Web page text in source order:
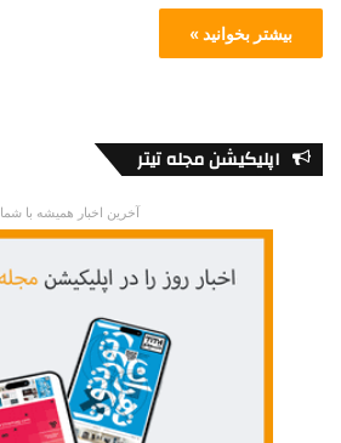
بیشتر بخوانید »
اپلیکیشن مجله تیتر
آخرین اخبار همیشه با شما